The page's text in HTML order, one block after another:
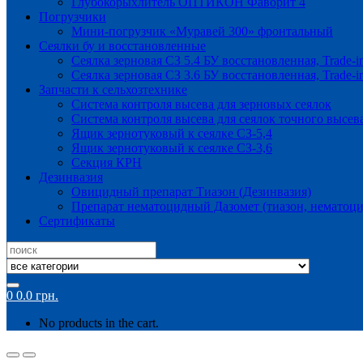
Погрузчики
Мини-погрузчик «Муравей 300» фронтальный
Сеялки бу и восстановленные
Сеялка зерновая СЗ 5.4 БУ восстановленная, Trade-
Сеялка зерновая СЗ 3.6 БУ восстановленная, Trade-
Запчасти к сельхозтехнике
Система контроля высева для зерновых сеялок
Система контроля высева для сеялок точного
Ящик зернотуковый к сеялке СЗ-5,4
Ящик зернотуковый к сеялке СЗ-3,6
Секция КРН
Дезинвазия
Овицидный препарат Тиазон (Дезинвазия)
Препарат нематоцидный Дазомет (тиазон,
Сертификаты
Search
for:
0 0.0 грн.
No products in the cart.